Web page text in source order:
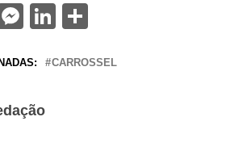
TwitterMessenger
LinkedIn
CARROSSEL